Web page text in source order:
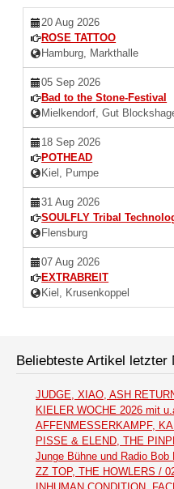
20 Aug 2026
ROSE TATTOO
Hamburg, Markthalle
05 Sep 2026
Bad to the Stone-Festival
Mielkendorf, Gut
18 Sep 2026
POTHEAD
Kiel, Pumpe
31 Aug 2026
SOULFLY Tribal
Flensburg
07 Aug 2026
EXTRABREIT
Kiel, Krusenkoppel
Beliebteste Artikel letzter
JUDGE, XIAO, ASH
KIELER WOCHE 2026 mit
AFFENMESSERKAMPF,
PISSE & ELEND, THE
Junge Bühne und Radio Bob
ZZ TOP, THE HOWLERS /